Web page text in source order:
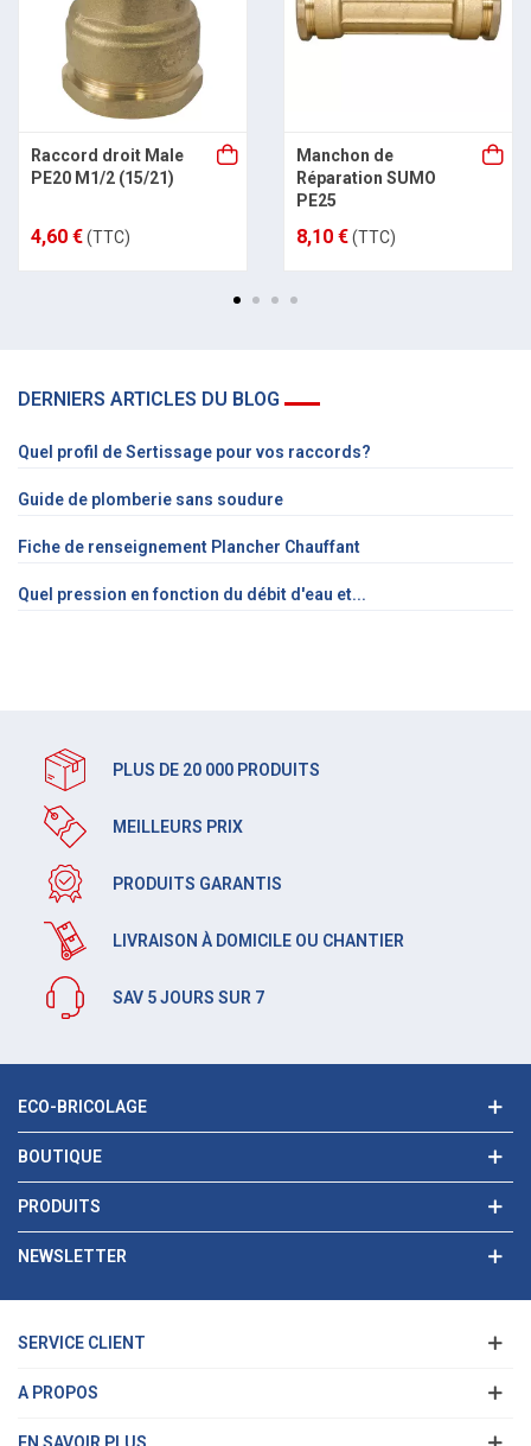
Raccord droit Male
PE20 M1/2 (15/21)
4,60 €(TTC)
Manchon de
Réparation SUMO
PE25
8,10 €(TTC)
DERNIERS ARTICLES DU BLOG
Quel profil de Sertissage pour vos raccords?
Guide de plomberie sans soudure
Fiche de renseignement Plancher Chauffant
Quel pression en fonction du débit d'eau et...
PLUS DE 20 000 PRODUITS
MEILLEURS PRIX
PRODUITS GARANTIS
LIVRAISON À DOMICILE OU CHANTIER
SAV 5 JOURS SUR 7
ECO-BRICOLAGE
BOUTIQUE
PRODUITS
NEWSLETTER
SERVICE CLIENT
A PROPOS
EN SAVOIR PLUS